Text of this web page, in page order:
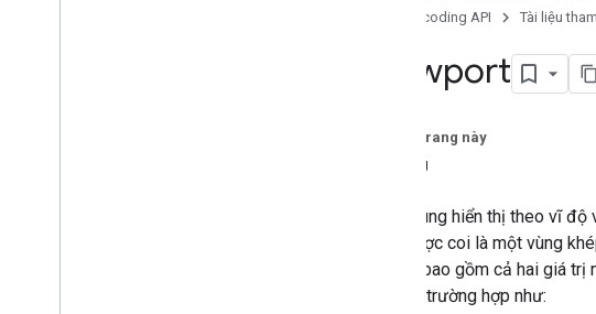
Geocoding API
Tài liệu
Viewport
Trên trang này
LatLng
Một khung hiển thị theo vĩ
nhìn được coi là một vùng
90 độ (bao gồm cả hai giá
Một số trường hợp như: